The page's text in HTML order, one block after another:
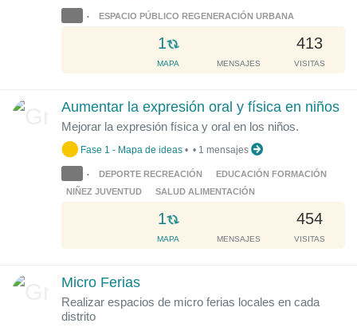
• ESPACIO PÚBLICO REGENERACIÓN URBANA
1
L
o
a
i
n
g
.
.
MAPA MENSAJES
413
VISITAS
Aumentar la expresión oral y física en niños
Mejorar la expresión física y oral en los niños.
Fase 1 - Mapa de ideas •
• DEPORTE RECREACIÓN
EDUCACIÓN FORMACIÓN
NIÑEZ JUVENTUD
SALUD ALIMENTACIÓN
1
L
o
a
n
MAPA MENSAJES
454
VISITAS
• 1 mensajes
Micro Ferias
Realizar espacios de micro ferias locales en cada
distrito